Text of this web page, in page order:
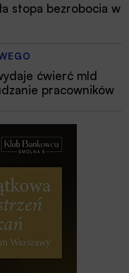
stopa bezrobocia w
ćwierć mld
pracowników